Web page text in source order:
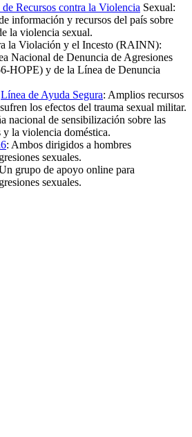
Recursos contra la Violencia Sexual:
información y recursos del país sobre
la violencia sexual.
la Violación y el Incesto (RAINN):
Nacional de Denuncia de Agresiones
HOPE) y de la Línea de Denuncia
Línea de Ayuda Segura: Amplios recursos
los efectos del trauma sexual militar.
nacional de sensibilización sobre las
y la violencia doméstica.
: Ambos dirigidos a hombres
sexuales.
grupo de apoyo online para
sexuales.